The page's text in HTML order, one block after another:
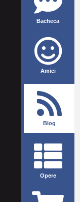
Bacheca
Amici
Blog
Opere